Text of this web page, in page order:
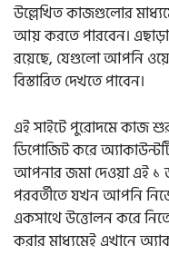
উল্লেখিত কাজগুলোর
আয় করতে পারবেন।
রয়েছে, যেগুলো আপনি
বিস্তারিত দেখতে পাবেন।
এই সাইটে পুরোদমে কাজ
ডিপোজিট করে
আপনার জমা দেওয়া এই ১
পরবর্তীতে যখন আপনি
একসাথে উত্তোলন করে
করার মাধ্যমেই এখানে